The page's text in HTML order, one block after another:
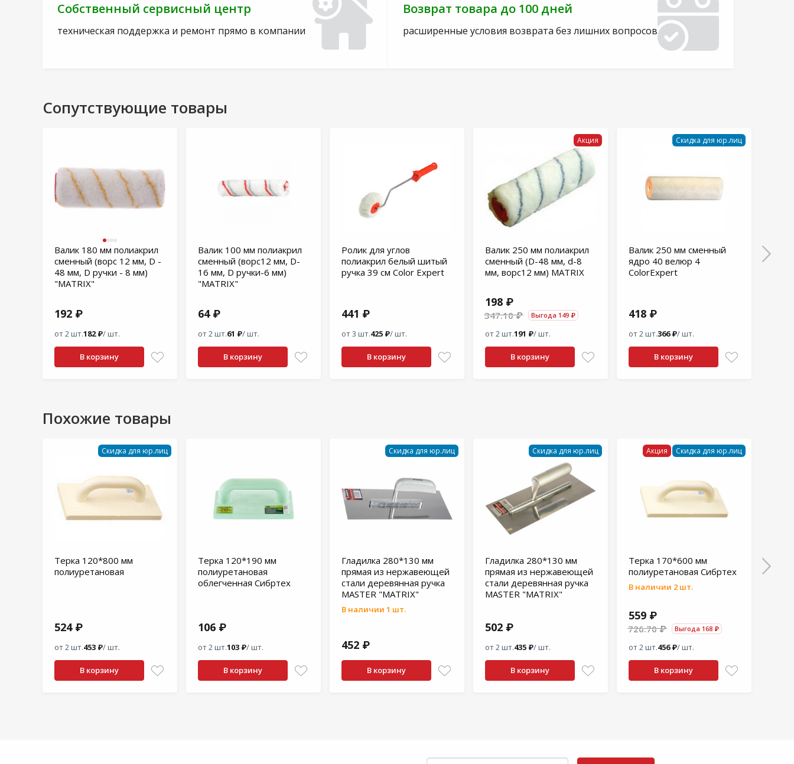
Собственный сервисный центр
техническая поддержка и ремонт прямо в компании
Возврат товара до 100 дней
расширенные условия возврата без лишних вопросов
Сопутствующие товары
Валик 180 мм полиакрил
сменный (ворс 12 мм, D -
48 мм, D ручки - 8 мм)
"MATRIX"
192 ₽
от 2 шт.182 ₽/ шт.
В корзину
Валик 100 мм полиакрил
сменный (ворс12 мм, D-
16 мм, D ручки-6 мм)
"MATRIX"
64 ₽
от 2 шт.61 ₽/ шт.
В корзину
Ролик для углов
полиакрил белый шитый
ручка 39 см Color Expert
441 ₽
от 3 шт.425 ₽/ шт.
В корзину
Акция
Валик 250 мм полиакрил
сменный (D-48 мм, d-8
мм, ворс12 мм) MATRIX
198 ₽
347.10 ₽ Выгода 149 ₽
от 2 шт.191 ₽/ шт.
В корзину
Скидка для юр.лиц
Валик 250 мм сменный
ядро 40 велюр 4
ColorExpert
418 ₽
от 2 шт.366 ₽/ шт.
В корзину
Похожие товары
Скидка для юр.лиц
Терка 120*800 мм
полиуретановая
524 ₽
от 2 шт.453 ₽/ шт.
В корзину
Терка 120*190 мм
полиуретановая
облегченная Сибртех
106 ₽
от 2 шт.103 ₽/ шт.
В корзину
Скидка для юр.лиц
Гладилка 280*130 мм
прямая из нержавеющей
стали деревянная ручка
MASTER "MATRIX"
В наличии 1 шт.
452 ₽
В корзину
Скидка для юр.лиц
Гладилка 280*130 мм
прямая из нержавеющей
стали деревянная ручка
MASTER "MATRIX"
502 ₽
от 2 шт.435 ₽/ шт.
В корзину
Акция Скидка для юр.лиц
Терка 170*600 мм
полиуретановая Сибртех
В наличии 2 шт.
559 ₽
726.70 ₽ Выгода 168 ₽
от 2 шт.456 ₽/ шт.
В корзину